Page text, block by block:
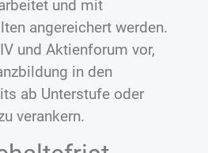
und mit
angereichert werden.
und Aktienforum vor,
in den
ab Unterstufe oder
verankern.